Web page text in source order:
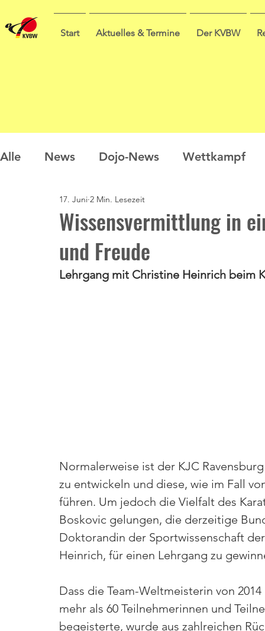
Start Aktuelles & Termine Der KVBW
Alle News Dojo-News Wettkampf
Nachwuchs Prüfungen
Sommercamp Umfrage
Wissensvermittlung in
und Freude
17. Juni 2 Min. Lesezeit
Lehrgang mit Christine Heinrich beim
Normalerweise ist der KJC
zu entwickeln und diese, wie im Fall
führen. Um jedoch die Vielfalt des
Boskovic gelungen, die derzeitige
Doktorandin der Sportwissenschaft
Heinrich, für einen Lehrgang zu
Dass die Team-Weltmeisterin von
mehr als 60 Teilnehmerinnen und
begeisterte, wurde aus zahlreichen